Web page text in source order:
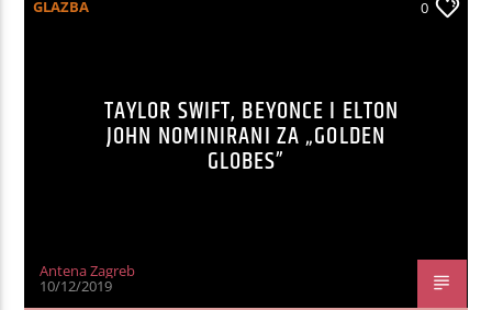
GLAZBA 0
TAYLOR SWIFT, BEYONCE I ELTON
JOHN NOMINIRANI ZA „GOLDEN
GLOBES”
Antena Zagreb
10/12/2019